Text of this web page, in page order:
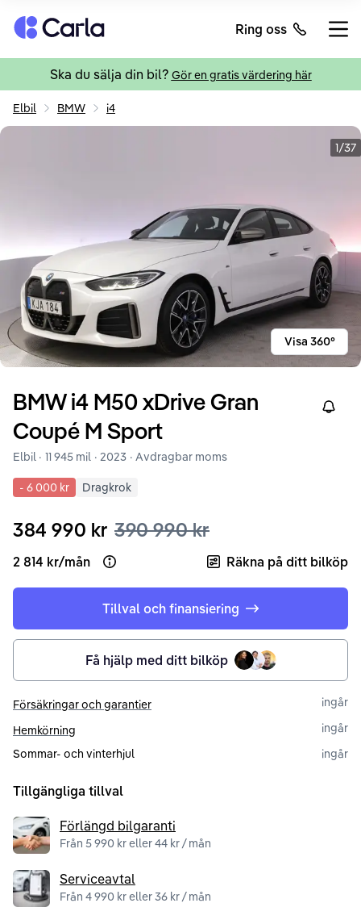
Tillbaka till startsidan Ring oss
Ska du sälja din bil? Gör en gratis värdering här
Elbil BMW i4
1/37
Visa 360°
BMW i4 M50 xDrive Gran
Coupé M Sport
Right
Elbil · 11 945 mil · 2023 · Avdragbar moms
- 6 000 kr Dragkrok
384 990 kr 390 990 kr
2 814 kr/mån Open loan example Räkna på ditt bilköp
Tillval och finansiering
Få hjälp med ditt bilköp
Försäkringar och garantier
ingår
Hemkörning
ingår
Sommar- och vinterhjul
ingår
Tillgängliga tillval
Förlängd bilgaranti
Från 5 990 kr eller 44 kr / mån
Serviceavtal
Från 4 990 kr eller 36 kr / mån